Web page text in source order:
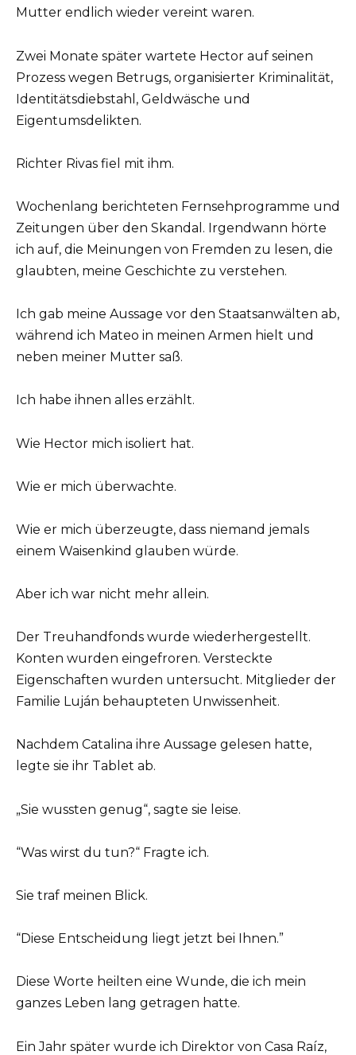
Mutter endlich wieder vereint waren.
Zwei Monate später wartete Hector auf seinen
Prozess wegen Betrugs, organisierter Kriminalität,
Identitätsdiebstahl, Geldwäsche und
Eigentumsdelikten.
Richter Rivas fiel mit ihm.
Wochenlang berichteten Fernsehprogramme und
Zeitungen über den Skandal. Irgendwann hörte
ich auf, die Meinungen von Fremden zu lesen, die
glaubten, meine Geschichte zu verstehen.
Ich gab meine Aussage vor den Staatsanwälten ab,
während ich Mateo in meinen Armen hielt und
neben meiner Mutter saß.
Ich habe ihnen alles erzählt.
Wie Hector mich isoliert hat.
Wie er mich überwachte.
Wie er mich überzeugte, dass niemand jemals
einem Waisenkind glauben würde.
Aber ich war nicht mehr allein.
Der Treuhandfonds wurde wiederhergestellt.
Konten wurden eingefroren. Versteckte
Eigenschaften wurden untersucht. Mitglieder der
Familie Luján behaupteten Unwissenheit.
Nachdem Catalina ihre Aussage gelesen hatte,
legte sie ihr Tablet ab.
„Sie wussten genug“, sagte sie leise.
“Was wirst du tun?“ Fragte ich.
Sie traf meinen Blick.
“Diese Entscheidung liegt jetzt bei Ihnen.”
Diese Worte heilten eine Wunde, die ich mein
ganzes Leben lang getragen hatte.
Ein Jahr später wurde ich Direktor von Casa Raíz,